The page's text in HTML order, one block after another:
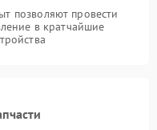
позволяют провести
в кратчайшие